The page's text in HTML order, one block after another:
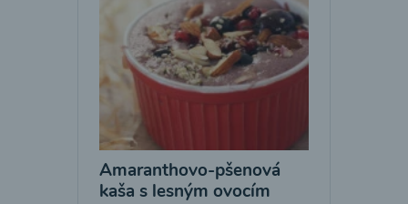
Amaranthovo-pšenová
kaša s lesným ovocím